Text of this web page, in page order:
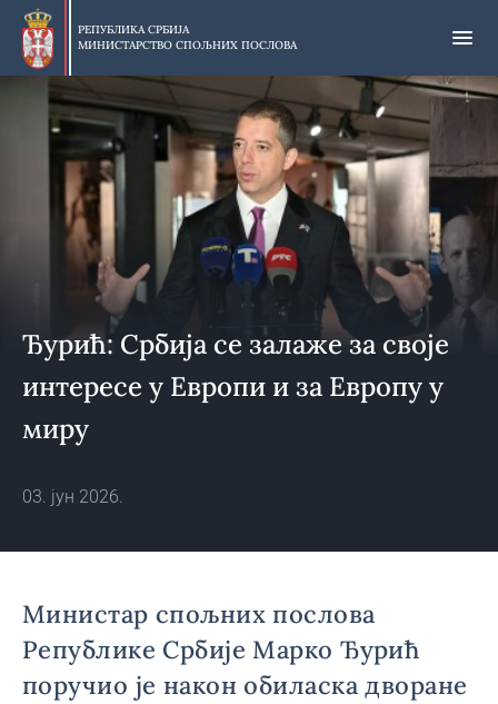
Прескочи
главни
део
садржаја
РЕПУБЛИКА СРБИЈА
МИНИСТАРСТВО СПОЉНИХ ПОСЛОВА
Ђурић: Србија се залаже за своје
интересе у Европи и за Европу у
миру
03. јун 2026.
Министар спољних послова
Републике Србије Марко Ђурић
поручио је након обиласка дворане